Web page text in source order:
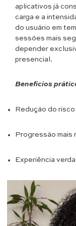
aplicativos já
carga e a
do usuário em
sessões mais
depender
presencial.
Benefícios
Redução do
Progressão mais
Experiência